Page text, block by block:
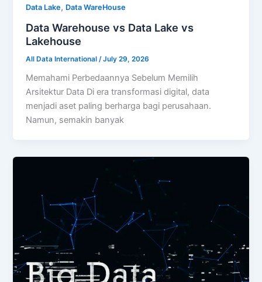
Data Lake, Data WareHouse
Data Warehouse vs Data Lake vs
Lakehouse
All Data International /July 29, 2026
Memahami Perbedaannya Sebelum Memilih
Arsitektur Data Di era transformasi digital, data
menjadi aset paling berharga bagi perusahaan.
Namun, semakin banyak